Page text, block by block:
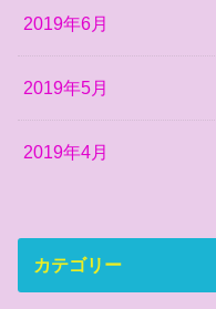
2019年6月
2019年5月
2019年4月
カテゴリー